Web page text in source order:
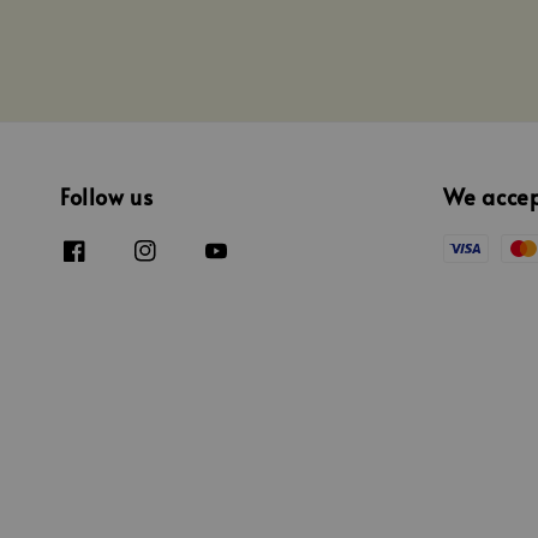
Follow us We